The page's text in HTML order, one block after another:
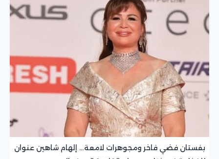
بفستان فضي فاخر ومجوهرات لامعة… إلهام شاهين عنوان